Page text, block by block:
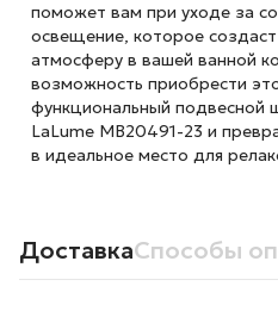
поможет вам при уходе за
освещение, которое
атмосферу в вашей ванной
возможность приобрести
функциональный подвесной
LaLume MB20491-23 и
в идеальное место для
ДоставкаСпособы